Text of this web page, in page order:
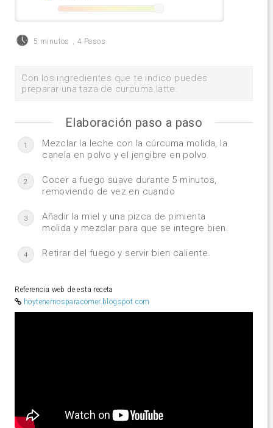
5 minutos , 4 Pasos
Con los ingredientes que te indico puedes
preparar una taza de curcuma latte.
Elaboración paso a paso
1
Mezclar la leche con la cúrcuma molida, la
canela en polvo y el jengibre en polvo.
2
Cocer a fuego suave durante 5 minutos,
removiendo de vez en cuando
3
Añadir la miel y una pizca de pimienta
molida y mezclar para que se integre bien.
4 Retirar del fuego y servir bien caliente.
Referencia web de esta receta
hoytenemosparacomer.blogspot.com